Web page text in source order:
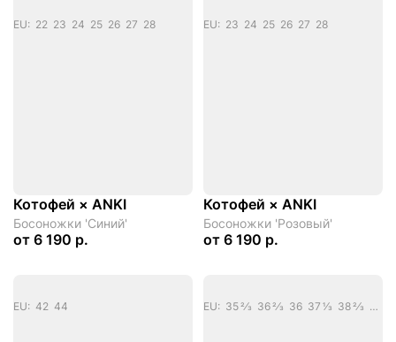
EU: 22 23 24 25 26 27 28
Котофей × ANKI
Босоножки 'Синий'
от 6 190 р.
EU: 23 24 25 26 27 28
Котофей × ANKI
Босоножки 'Розовый'
от 6 190 р.
EU: 42 44 EU: 35 2/3 36 2/3 36 37 1/3 38 2/3 38 39 1/3 40 2/3 40 41 1/3